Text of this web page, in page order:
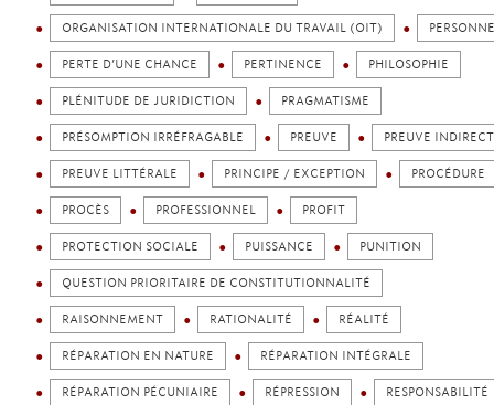
ORGANISATION INTERNATIONALE DU TRAVAIL (OIT) PERSONNE
PERTE D’UNE CHANCE PERTINENCE PHILOSOPHIE
PLÉNITUDE DE JURIDICTION PRAGMATISME
PRÉSOMPTION IRRÉFRAGABLE PREUVE PREUVE
PREUVE LITTÉRALE PRINCIPE / EXCEPTION PROCÉDURE
PROCÈS PROFESSIONNEL PROFIT
PROTECTION SOCIALE PUISSANCE PUNITION
QUESTION PRIORITAIRE DE CONSTITUTIONNALITÉ
RAISONNEMENT RATIONALITÉ RÉALITÉ
RÉPARATION EN NATURE RÉPARATION INTÉGRALE
RÉPARATION PÉCUNIAIRE RÉPRESSION RESPONSABILITÉ